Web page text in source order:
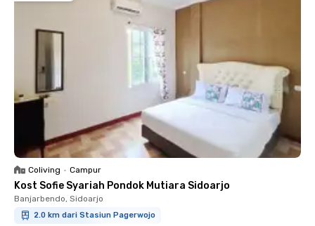
Coliving • Campur
Kost Sofie Syariah Pondok Mutiara Sidoarjo
Banjarbendo, Sidoarjo
2.0 km dari Stasiun Pagerwojo